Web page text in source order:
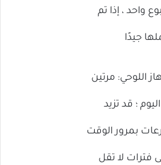
واحد ، إذا تم
جيدًا
اللوحي: مرتين
؛ قد تزيد
بمرور الوقت
فترات لا تقل